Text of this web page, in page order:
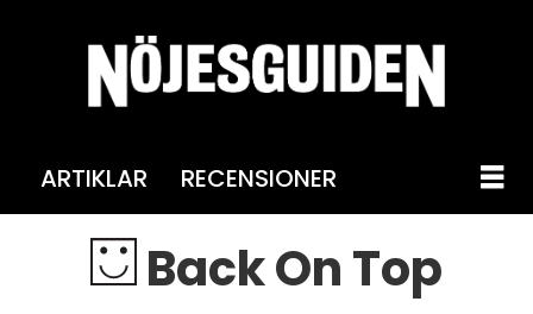
ARTIKLAR RECENSIONER
Back On Top